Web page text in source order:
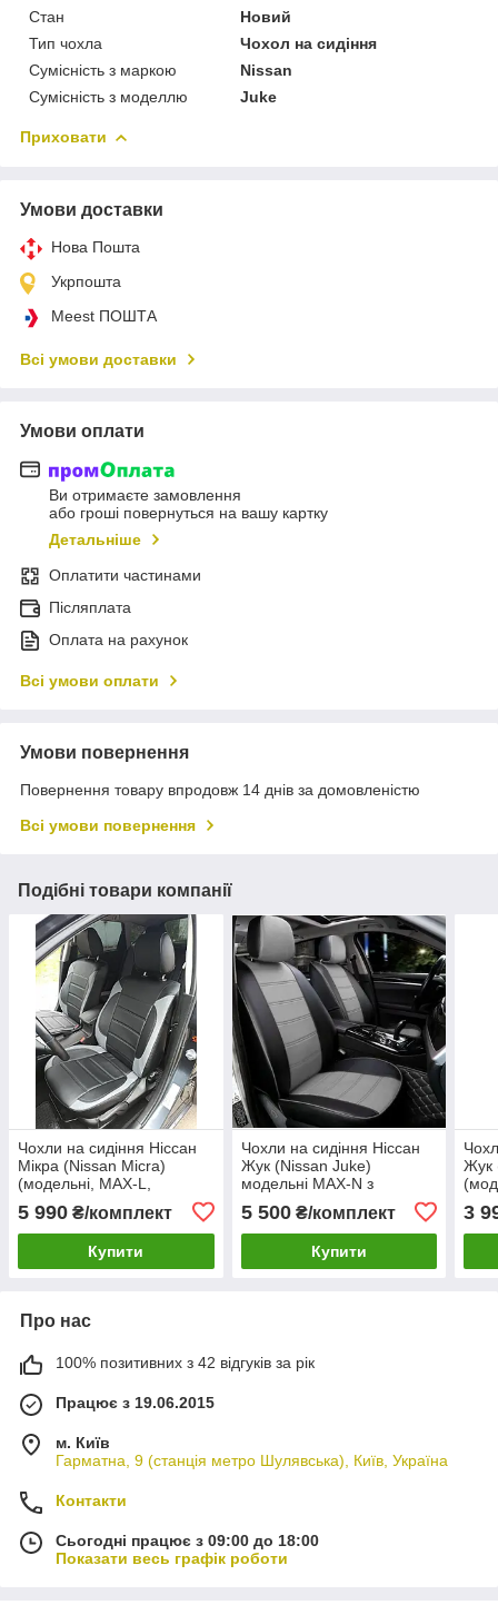
Стан
Новий
Тип чохла
Чохол на сидіння
Сумісність з маркою
Nissan
Сумісність з моделлю
Juke
Приховати
Умови доставки
Нова Пошта
Укрпошта
Meest ПОШТА
Всі умови доставки
Умови оплати
Ви отримаєте замовлення
або гроші повернуться на вашу картку
Детальніше
Оплатити частинами
Післяплата
Оплата на рахунок
Всі умови оплати
Умови повернення
Повернення товару впродовж 14 днів за домовленістю
Всі умови повернення
Подібні товари компанії
Чохли на сидіння Ніссан
Мікра (Nissan Micra)
(модельні, MAX-L,
Чорно-сірий
5 990 ₴/комплект
Купити
Чохли на сидіння Ніссан
Жук (Nissan Juke)
модельні MAX-N з
графіт
5 500₴/комплект
Купити
Жук
3
Про нас
100% позитивних з 42 відгуків за рік
Працює з 19.06.2015
м. Київ
Гарматна, 9 (станція метро Шулявська), Київ, Україна
Контакти
Сьогодні працює з 09:00 до 18:00
Показати весь графік роботи